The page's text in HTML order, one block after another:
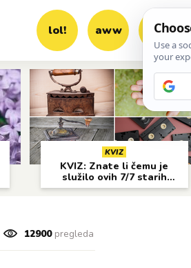
lol! aww vrh!
KVIZ
KVIZ: Znate li čemu je
služilo ovih 7/7 starih
predmeta?
12900pregleda